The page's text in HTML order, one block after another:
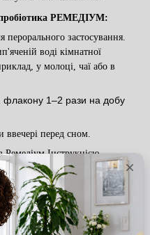
РЕМЕДІУМ:
застосування.
воді кімнатної
у молоці, чаї або в
флакону 1–2 рази на добу
перед сном.
Ремедіум Інструкцією.
курс прийому —
після консультації з
повинні прийматися
а й для профілактики та
з хронічними проблемами